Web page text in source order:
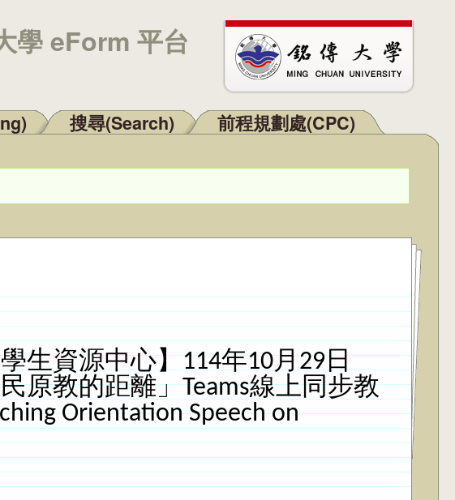
學 eForm 平台
搜尋(Search) 前程規劃處(CPC)
生資源中心】114年10月29日
原教的距離」Teams線上同步教
Orientation Speech on